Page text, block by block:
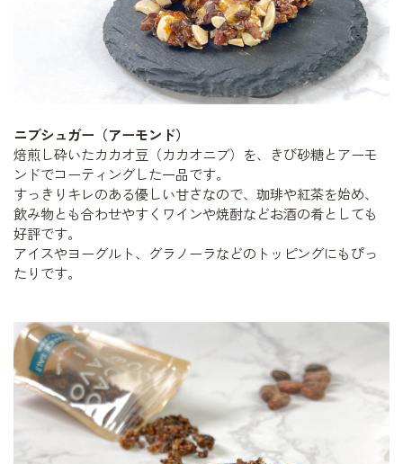
ニブシュガー（アーモンド）
焙煎し砕いたカカオ豆（カカオニブ）を、きび砂糖とアーモ
ンドでコーティングした一品です。
すっきりキレのある優しい甘さなので、珈琲や紅茶を始め、
飲み物とも合わせやすくワインや焼酎などお酒の肴としても
好評です。
アイスやヨーグルト、グラノーラなどのトッピングにもぴっ
たりです。